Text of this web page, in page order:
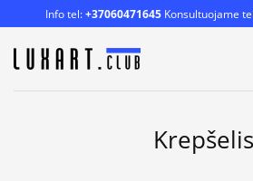
to
content
Info tel:+37060471645Konsultuojame
Krepšelis